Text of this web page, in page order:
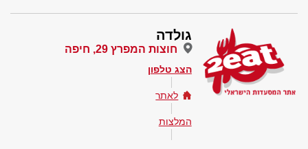
גולדה
חוצות המפרץ 29, חיפה
הצג טלפון
לאתר
המלצות